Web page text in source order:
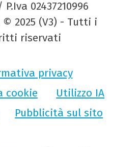
02437210996
2025 (V3) - Tutti i
riservati
privacy
cookie
Utilizzo IA
Pubblicità sul sito